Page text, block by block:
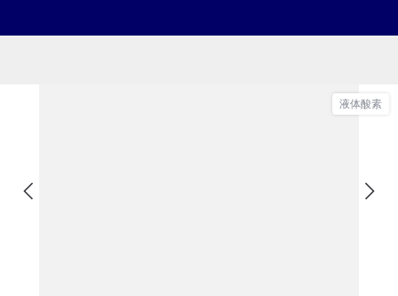
液体酸素